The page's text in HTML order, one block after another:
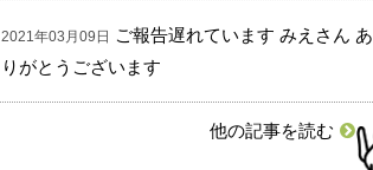
2021年03月09日
ご報告遅れています みえさん あ
りがとうございます
他の記事を読む